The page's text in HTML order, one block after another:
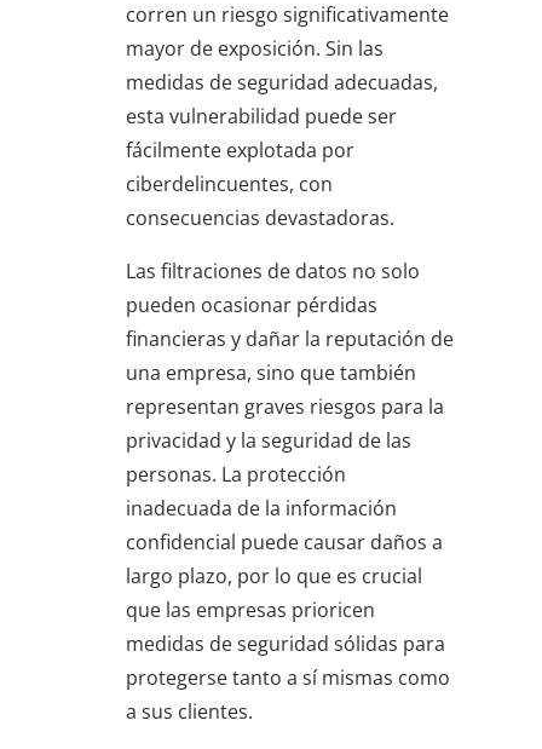
corren un riesgo significativamente
mayor de exposición. Sin las
medidas de seguridad adecuadas,
esta vulnerabilidad puede ser
fácilmente explotada por
ciberdelincuentes, con
consecuencias devastadoras.
Las filtraciones de datos no solo
pueden ocasionar pérdidas
financieras y dañar la reputación de
una empresa, sino que también
representan graves riesgos para la
privacidad y la seguridad de las
personas. La protección
inadecuada de la información
confidencial puede causar daños a
largo plazo, por lo que es crucial
que las empresas prioricen
medidas de seguridad sólidas para
protegerse tanto a sí mismas como
a sus clientes.